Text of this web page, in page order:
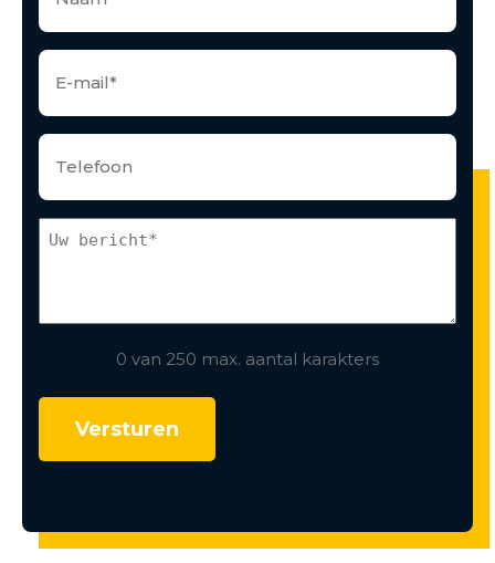
0 van 250 max. aantal karakters